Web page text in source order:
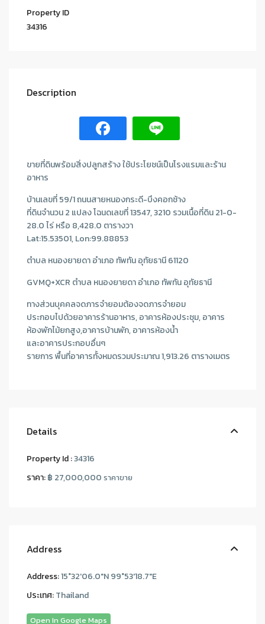
Property ID
34316
Description
ขายที่ดินพร้อมสิ่งปลูกสร้าง ใช้ประโยชน์เป็นโรงแรมและร้าน
อาหาร
บ้านเลขที่ 59/1 ถนนสายหนองกระดี-บึงคอกช้าง
ที่ดินจำนวน 2 แปลง โฉนดเลขที่ 13547, 3210 รวมเนื้อที่ดิน 21-0-
28.0 ไร่ หรือ 8,428.0 ตารางวา
Lat:15.53501, Lon:99.88853
ตำบล หนองยายดา อำเภอ ทัพทัน อุทัยธานี 61120
GVMQ+XCR ตำบล หนองยายดา อำเภอ ทัพทัน อุทัยธานี
ทางส่วนบุคคลจดภารจำยอมต้องจดภารจำยอม
ประกอบไปด้วยอาคารร้านอาหาร, อาคารห้องประชุม, อาคาร
ห้องพักไม้ยกสูง,อาคารบ้านพัก, อาคารห้องน้ำ
และอาคารประกอบอื่นๆ
รายการ พื้นที่อาคารทั้งหมดรวมประมาณ 1,913.26 ตารางเมตร
Details
Property Id :34316
ราคา:฿ 27,000,000ราคาขาย
Address
Address:15°32'06.0"N 99°53'18.7"E
ประเทศ:Thailand
Open In Google Maps